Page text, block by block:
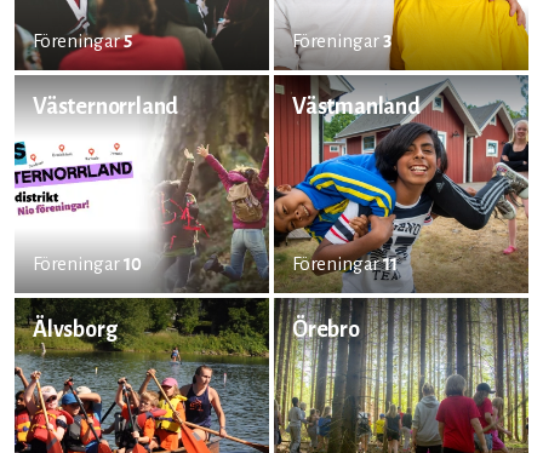
Föreningar5 Föreningar3
Västernorrland
Föreningar10
Västmanland
Föreningar11
Älvsborg Örebro